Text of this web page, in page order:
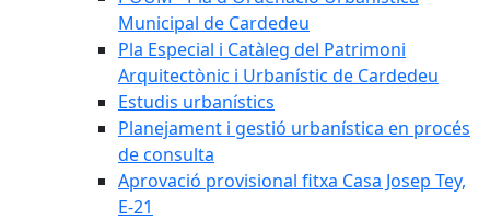
Municipal de Cardedeu
Pla Especial i Catàleg del Patrimoni
Arquitectònic i Urbanístic de Cardedeu
Estudis urbanístics
Planejament i gestió urbanística en procés
de consulta
Aprovació provisional fitxa Casa Josep Tey,
E-21